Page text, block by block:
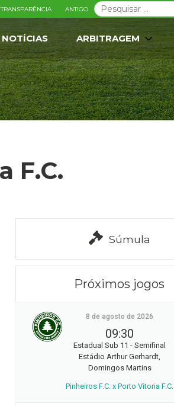
Pesquisar
por:
TRANSPARÊNCIA ANTIGO
NOTÍCIAS ARBITRAGEM
F.C.
Súmula
Próximos jogos
8 de agosto de 2026
09:30
Estadual Sub 11 - Semifinal
Estádio Arthur Gerhardt,
Domingos Martins
Pinheiros F.C. x Porto Vitoria F.C.